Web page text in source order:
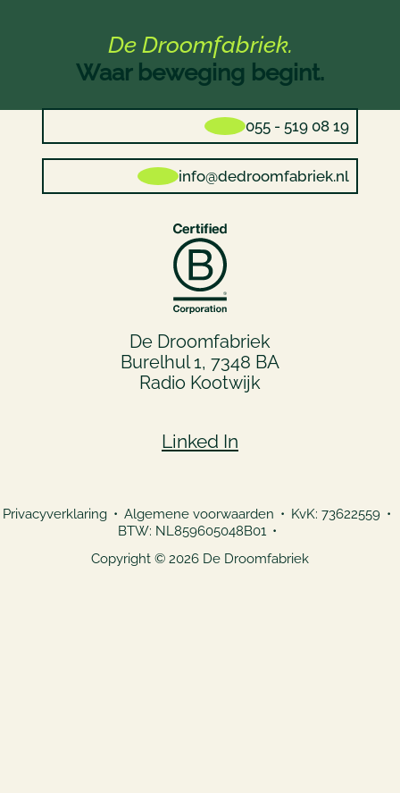
De Droomfabriek.
Waar beweging begint.
055 - 519 08 19
info@dedroomfabriek.nl
De Droomfabriek
Burelhul 1, 7348 BA
Radio Kootwijk
Linked In
Privacyverklaring Algemene voorwaarden
KvK: 73622559
BTW: NL859605048B01
Copyright © 2026 De Droomfabriek